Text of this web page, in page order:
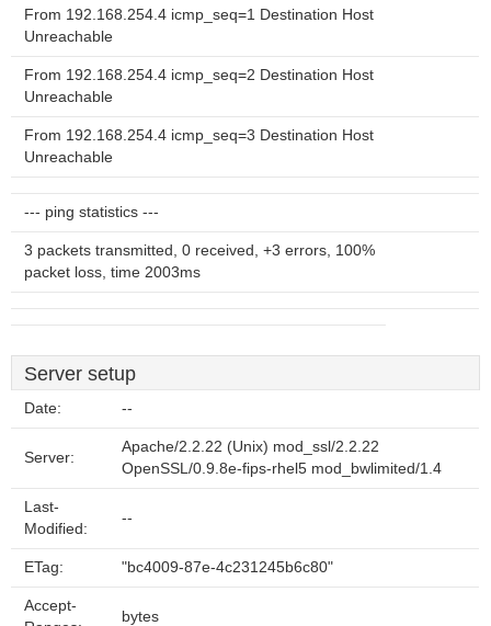
From 192.168.254.4 icmp_seq=1 Destination Host
Unreachable
From 192.168.254.4 icmp_seq=2 Destination Host
Unreachable
From 192.168.254.4 icmp_seq=3 Destination Host
Unreachable
--- ping statistics ---
3 packets transmitted, 0 received, +3 errors, 100%
packet loss, time 2003ms
Server setup
Date: --
Server:
Apache/2.2.22 (Unix) mod_ssl/2.2.22
OpenSSL/0.9.8e-fips-rhel5 mod_bwlimited/1.4
Last-
Modified:
--
ETag: "bc4009-87e-4c231245b6c80"
Accept-
bytes